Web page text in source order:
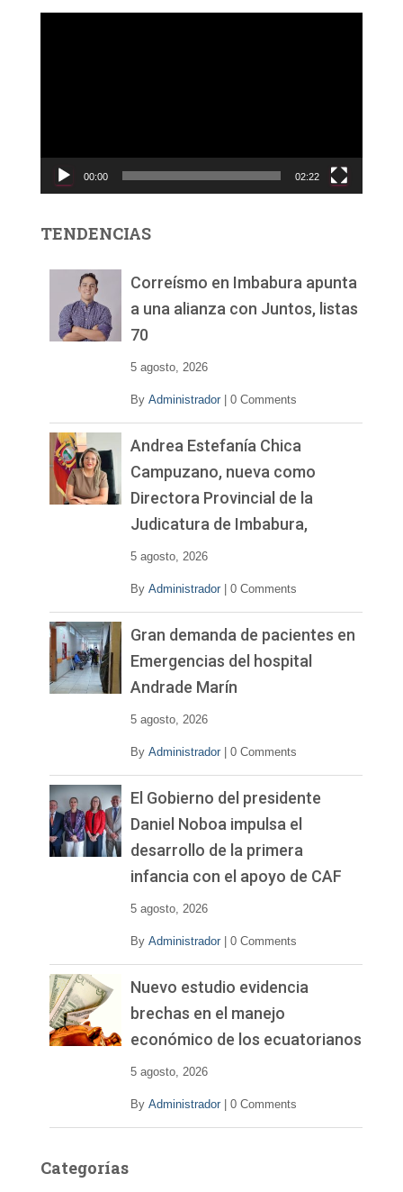
c
d
00:00 02:22
TENDENCIAS
Correísmo en Imbabura apunta
a una alianza con Juntos, listas
70
5 agosto, 2026
By Administrador 0 Comments
Andrea Estefanía Chica
Campuzano, nueva como
Directora Provincial de la
Judicatura de Imbabura,
5 agosto, 2026
By Administrador 0 Comments
Gran demanda de pacientes en
Emergencias del hospital
Andrade Marín
5 agosto, 2026
By Administrador 0 Comments
El Gobierno del presidente
Daniel Noboa impulsa el
desarrollo de la primera
infancia con el apoyo de CAF
5 agosto, 2026
By Administrador 0 Comments
Nuevo estudio evidencia
brechas en el manejo
económico de los ecuatorianos
5 agosto, 2026
By Administrador 0 Comments
Categorías